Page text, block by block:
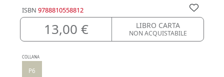
ISBN 9788810558812
13,00 € LIBRO CARTA
NON ACQUISTABILE
COLLANA
P6